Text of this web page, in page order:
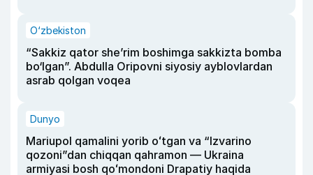
O‘zbekiston
“Sakkiz qator she’rim boshimga sakkizta bomba
bo‘lgan”. Abdulla Oripovni siyosiy ayblovlardan
asrab qolgan voqea
Dunyo
Mariupol qamalini yorib oʻtgan va “Izvarino
qozoni”dan chiqqan qahramon — Ukraina
armiyasi bosh qoʻmondoni Drapatiy haqida